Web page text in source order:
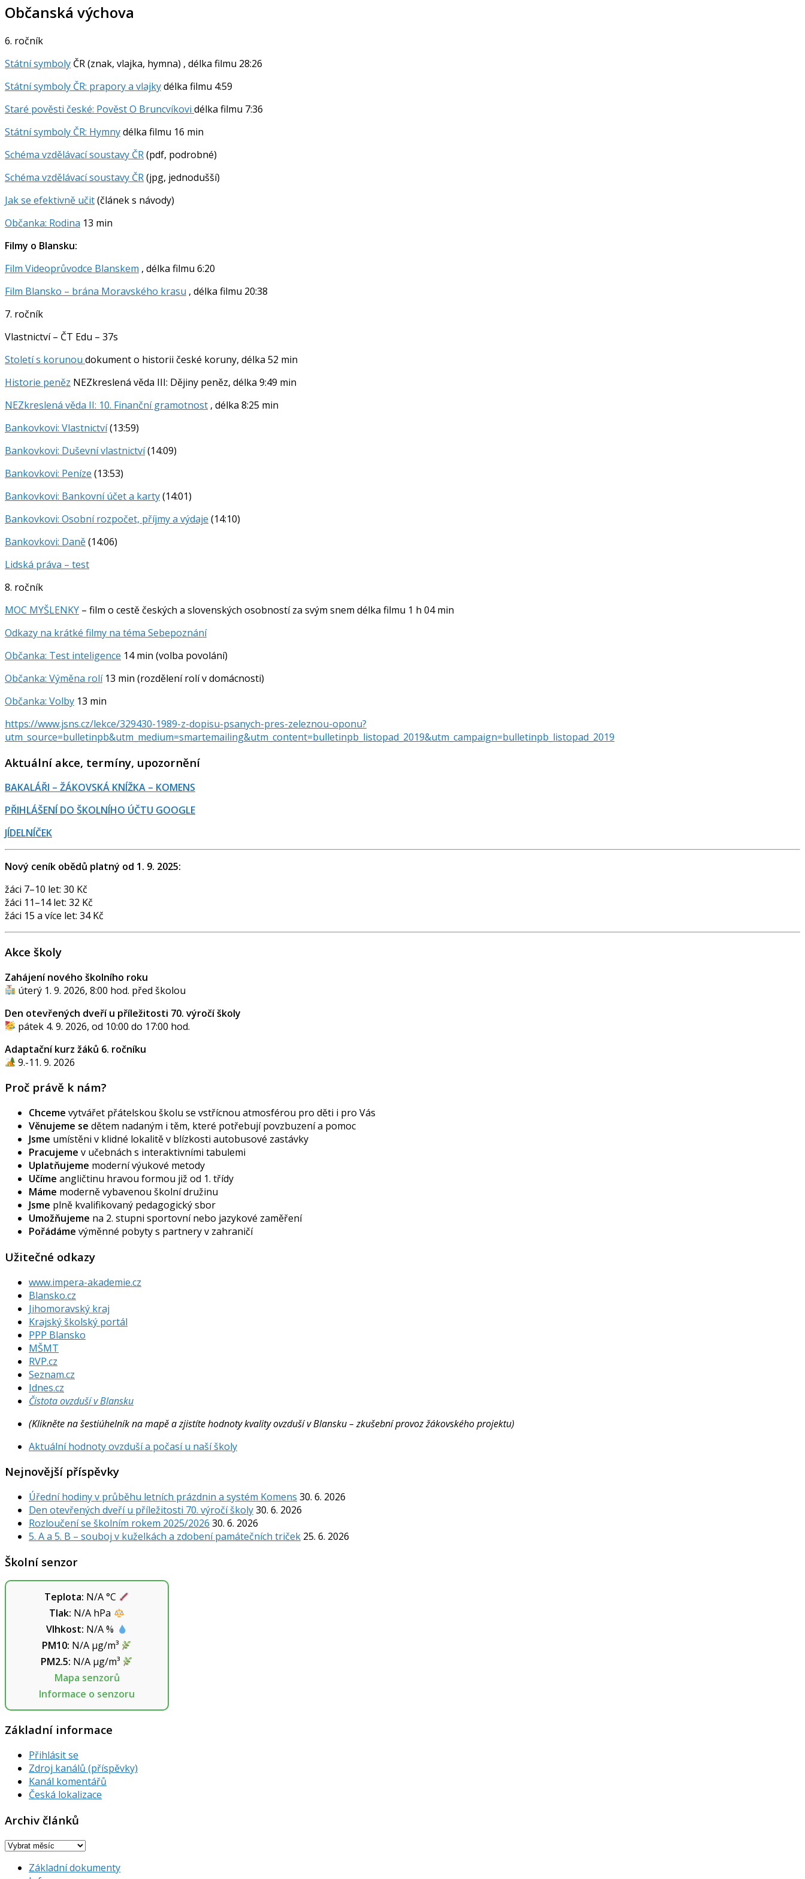
Občanská výchova
6. ročník
Státní symboly ČR (znak, vlajka, hymna) , délka filmu 28:26
Státní symboly ČR: prapory a vlajkydélka filmu 4:59
Staré pověsti české: Pověst O Bruncvíkovi délka filmu 7:36
Státní symboly ČR: Hymnydélka filmu 16 min
Schéma vzdělávací soustavy ČR(pdf, podrobné)
Schéma vzdělávací soustavy ČR(jpg, jednodušší)
Jak se efektivně učit(článek s návody)
Občanka: Rodina 13 min
Filmy o Blansku:
Film Videoprůvodce Blanskem , délka filmu 6:20
Film Blansko – brána Moravského krasu , délka filmu 20:38
7. ročník
Vlastnictví – ČT Edu – 37s
Století s korunou dokument o historii české koruny, délka 52 min
Historie peněz NEZkreslená věda III: Dějiny peněz, délka 9:49 min
NEZkreslená věda II: 10. Finanční gramotnost , délka 8:25 min
Bankovkovi: Vlastnictví(13:59)
Bankovkovi: Duševní vlastnictví(14:09)
Bankovkovi: Peníze (13:53)
Bankovkovi: Bankovní účet a karty(14:01)
Bankovkovi: Osobní rozpočet, příjmy a výdaje (14:10)
Bankovkovi: Daně(14:06)
Lidská práva – test
8. ročník
MOC MYŠLENKY – film o cestě českých a slovenských osobností za svým snem délka filmu 1 h 04 min
Odkazy na krátké filmy na téma Sebepoznání
Občanka: Test inteligence 14 min (volba povolání)
Občanka: Výměna rolí13 min (rozdělení rolí v domácnosti)
Občanka: Volby 13 min
https://www.jsns.cz/lekce/329430-1989-z-dopisu-psanych-pres-zeleznou-oponu?
utm_source=bulletinpb&utm_medium=smartemailing&utm_content=bulletinpb_listopad_2019&utm_campaign=bulletinpb_listopad_2019
Aktuální akce, termíny, upozornění
BAKALÁŘI – ŽÁKOVSKÁ KNÍŽKA – KOMENS
PŘIHLÁŠENÍ DO ŠKOLNÍHO ÚČTU GOOGLE
JÍDELNÍČEK
Nový ceník obědů platný od 1. 9. 2025:
žáci 7–10 let: 30 Kč
žáci 11–14 let: 32 Kč
žáci 15 a více let: 34 Kč
Akce školy
Zahájení nového školního roku
úterý 1. 9. 2026, 8:00 hod. před školou
Den otevřených dveří u příležitosti 70. výročí školy
pátek 4. 9. 2026, od 10:00 do 17:00 hod.
Adaptační kurz žáků 6. ročníku
9.-11. 9. 2026
Proč právě k nám?
Chceme vytvářet přátelskou školu se vstřícnou atmosférou pro děti i pro Vás
Věnujeme se dětem nadaným i těm, které potřebují povzbuzení a pomoc
Jsme umístěni v klidné lokalitě v blízkosti autobusové zastávky
Pracujeme v učebnách s interaktivními tabulemi
Uplatňujeme moderní výukové metody
Učíme angličtinu hravou formou již od 1. třídy
Máme moderně vybavenou školní družinu
Jsme plně kvalifikovaný pedagogický sbor
Umožňujeme na 2. stupni sportovní nebo jazykové zaměření
Pořádáme výměnné pobyty s partnery v zahraničí
Užitečné odkazy
www.impera-akademie.cz
Blansko.cz
Jihomoravský kraj
Krajský školský portál
PPP Blansko
MŠMT
RVP.cz
Seznam.cz
Idnes.cz
Čistota ovzduší v Blansku
(Klikněte na šestiúhelník na mapě a zjistíte hodnoty kvality ovzduší v Blansku – zkušební provoz žákovského projektu)
Aktuální hodnoty ovzduší a počasí u naší školy
Nejnovější příspěvky
Úřední hodiny v průběhu letních prázdnin a systém Komens 30. 6. 2026
Den otevřených dveří u příležitosti 70. výročí školy30. 6. 2026
Rozloučení se školním rokem 2025/2026 30. 6. 2026
5. A a 5. B – souboj v kuželkách a zdobení památečních triček 25. 6. 2026
Školní senzor
Teplota: N/A°C
Tlak: N/A hPa
Vlhkost: N/A%
PM10: N/Aµg/m³
PM2.5: N/Aµg/m³
Mapa senzorů
Informace o senzoru
Základní informace
Přihlásit se
Zdroj kanálů (příspěvky)
Kanál komentářů
Česká lokalizace
Archiv článků
Archiv
Základní dokumenty